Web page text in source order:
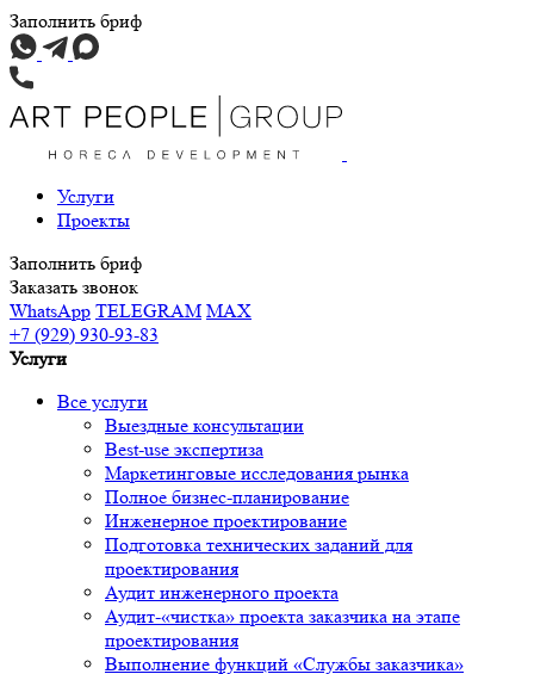
Заполнить бриф
Услуги
Проекты
Заполнить бриф
Заказать звонок
WhatsApp TELEGRAM MAX
+7 (929) 930-93-83
Услуги
Все услуги
Выездные консультации
Best-use экспертиза
Маркетинговые исследования рынка
Полное бизнес-планирование
Инженерное проектирование
Подготовка технических заданий для
проектирования
Аудит инженерного проекта
Аудит-«чистка» проекта заказчика на этапе
проектирования
Выполнение функций «Службы заказчика»